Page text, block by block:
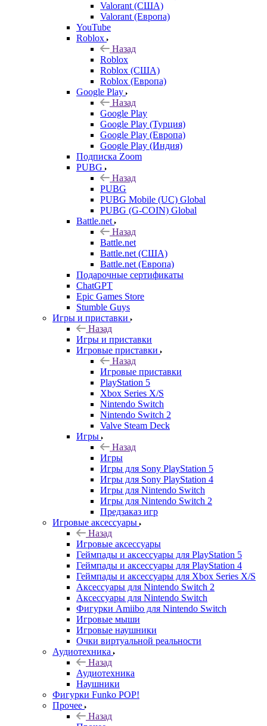
Valorant (США)
Valorant (Европа)
YouTube
Roblox
Назад
Roblox
Roblox (США)
Roblox (Европа)
Google Play
Назад
Google Play
Google Play (Турция)
Google Play (Европа)
Google Play (Индия)
Подписка Zoom
PUBG
Назад
PUBG
PUBG Mobile (UC) Global
PUBG (G-COIN) Global
Battle.net
Назад
Battle.net
Battle.net (США)
Battle.net (Европа)
Подарочные сертификаты
ChatGPT
Epic Games Store
Stumble Guys
Игры и приставки
Назад
Игры и приставки
Игровые приставки
Назад
Игровые приставки
PlayStation 5
Xbox Series X/S
Nintendo Switch
Nintendo Switch 2
Valve Steam Deck
Игры
Назад
Игры
Игры для Sony PlayStation 5
Игры для Sony PlayStation 4
Игры для Nintendo Switch
Игры для Nintendo Switch 2
Предзаказ игр
Игровые аксессуары
Назад
Игровые аксессуары
Геймпады и аксессуары для PlayStation 5
Геймпады и аксессуары для PlayStation 4
Геймпады и аксессуары для Xbox Series X/S
Аксессуары для Nintendo Switch 2
Аксессуары для Nintendo Switch
Фигурки Amiibo для Nintendo Switch
Игровые мыши
Игровые наушники
Очки виртуальной реальности
Аудиотехника
Назад
Аудиотехника
Наушники
Фигурки Funko POP!
Прочее
Назад